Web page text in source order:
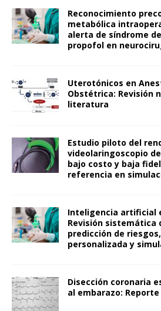
Reconocimiento
metabólica
alerta de síndrome
propofol en
Uterotónicos en
Obstétrica: Revisión
literatura
Estudio piloto del
videolaringoscopio
bajo costo y baja
referencia en
Inteligencia artificial
Revisión sistemática
predicción de
personalizada y
Disección coronaria
al embarazo: Reporte